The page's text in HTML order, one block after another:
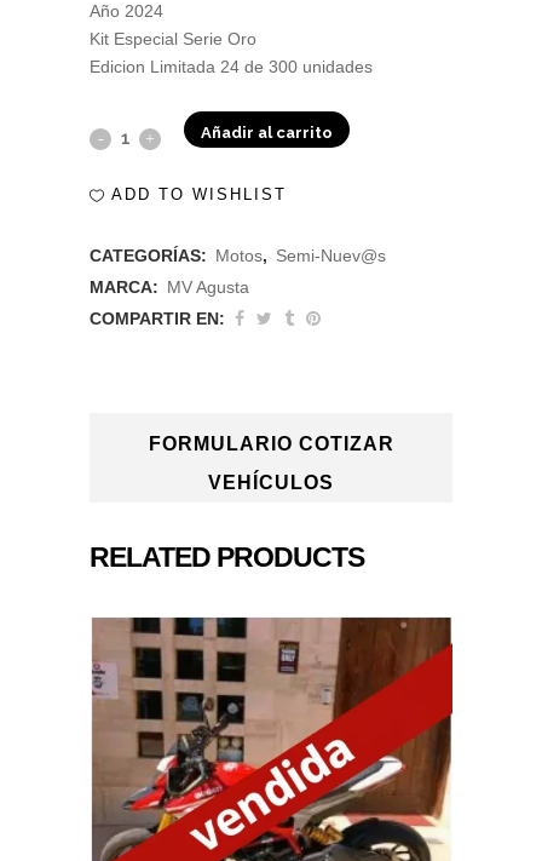
Año 2024
Kit Especial Serie Oro
Edicion Limitada 24 de 300 unidades
MV
RR
Añadir al carrito
ADD TO WISHLIST
CATEGORÍAS: Motos, Semi-Nuev@s
MARCA: MV Agusta
COMPARTIR EN:
FORMULARIO COTIZAR
VEHÍCULOS
RELATED PRODUCTS